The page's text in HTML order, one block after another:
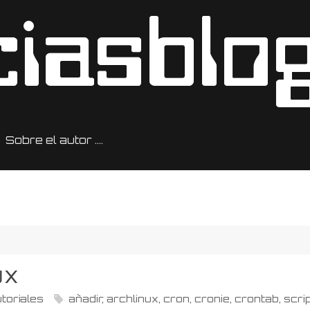
Sobre el autor ….
añadir,archlinux ,cron ,cronie ,crontab ,